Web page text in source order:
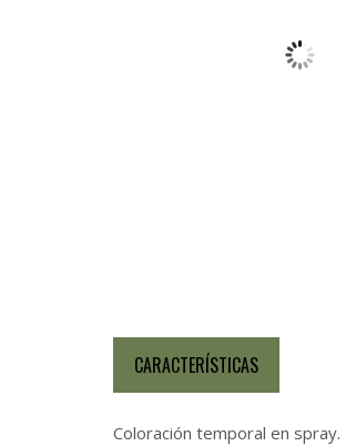
CARACTERÍSTICAS
Coloración temporal en spray.